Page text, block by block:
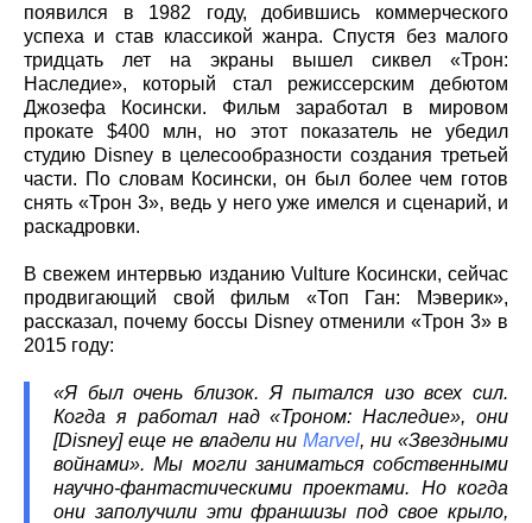
появился в 1982 году, добившись коммерческого
успеха и став классикой жанра. Спустя без малого
тридцать лет на экраны вышел сиквел «Трон:
Наследие», который стал режиссерским дебютом
Джозефа Косински. Фильм заработал в мировом
прокате $400 млн, но этот показатель не убедил
студию Disney в целесообразности создания третьей
части. По словам Косински, он был более чем готов
снять «Трон 3», ведь у него уже имелся и сценарий, и
раскадровки.
В свежем интервью изданию Vulture Косински, сейчас
продвигающий свой фильм «Топ Ган: Мэверик»,
рассказал, почему боссы Disney отменили «Трон 3» в
2015 году:
«Я был очень близок. Я пытался изо всех сил.
Когда я работал над «Троном: Наследие», они
[Disney] еще не владели ниMarvel, ни «Звездными
войнами». Мы могли заниматься собственными
научно-фантастическими проектами. Но когда
они заполучили эти франшизы под свое крыло,